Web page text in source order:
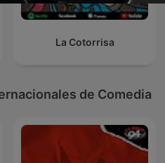
La Cotorrisa
de Comedia